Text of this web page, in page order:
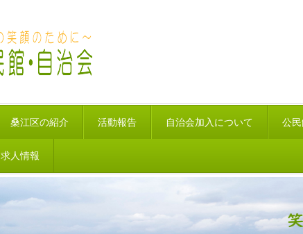
桑江区の紹介 活動報告 自治会加入について 公
求人情報